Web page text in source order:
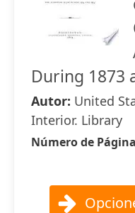
During 1873
Autor: United
Interior. Library
Número de